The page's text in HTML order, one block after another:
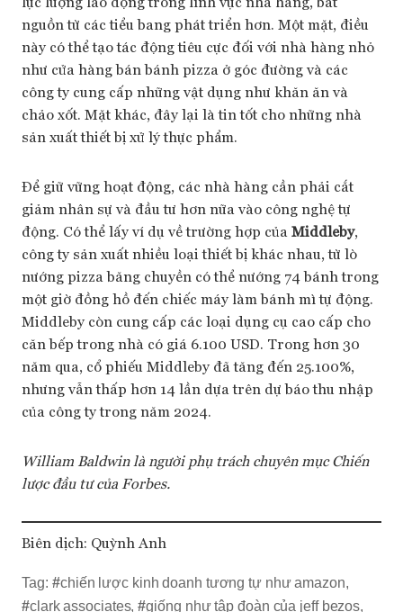
nguồn từ các tiểu bang phát triển hơn. Một mặt, điều
này có thể tạo tác động tiêu cực đối với nhà hàng nhỏ
như cửa hàng bán bánh pizza ở góc đường và các
công ty cung cấp những vật dụng như khăn ăn và
chảo xốt. Mặt khác, đây lại là tin tốt cho những nhà
sản xuất thiết bị xử lý thực phẩm.
Để giữ vững hoạt động, các nhà hàng cần phải cắt
giảm nhân sự và đầu tư hơn nữa vào công nghệ tự
động. Có thể lấy ví dụ về trường hợp củaMiddleby,
công ty sản xuất nhiều loại thiết bị khác nhau, từ lò
nướng pizza băng chuyền có thể nướng 74 bánh trong
một giờ đồng hồ đến chiếc máy làm bánh mì tự động.
Middleby còn cung cấp các loại dụng cụ cao cấp cho
căn bếp trong nhà có giá 6.100 USD. Trong hơn 30
năm qua, cổ phiếu Middleby đã tăng đến 25.100%,
nhưng vẫn thấp hơn 14 lần dựa trên dự báo thu nhập
của công ty trong năm 2024.
William Baldwin là người phụ trách chuyên mục Chiến
lược đầu tư của Forbes.
Biên dịch: Quỳnh Anh
Tag: #chiến lược kinh doanh tương tự như amazon,
#clark associates,#giống như tập đoàn của jeff bezos,